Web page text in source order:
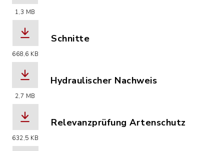
1,3 MB
668,6 KB
Schnitte
2,7 MB
Hydraulischer Nachweis
632,5 KB
Relevanzprüfung Artenschutz